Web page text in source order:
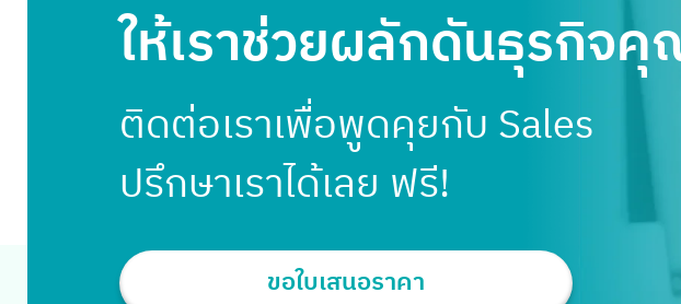
Search
ให้เราช่วยผลักดันธุรกิจ
ติดต่อเราเพื่อพูดคุยกับ Sales
ปรึกษาเราได้เลย ฟรี!
ขอใบเสนอราคา